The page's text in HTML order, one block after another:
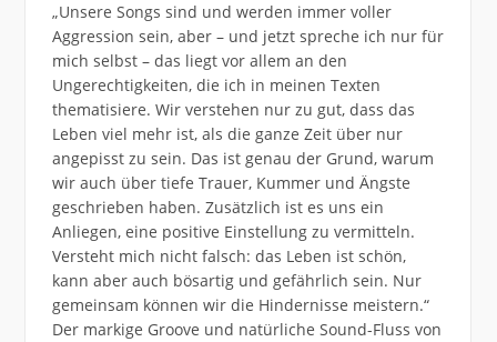
„Unsere Songs sind und werden immer voller
Aggression sein, aber – und jetzt spreche ich nur für
mich selbst – das liegt vor allem an den
Ungerechtigkeiten, die ich in meinen Texten
thematisiere. Wir verstehen nur zu gut, dass das
Leben viel mehr ist, als die ganze Zeit über nur
angepisst zu sein. Das ist genau der Grund, warum
wir auch über tiefe Trauer, Kummer und Ängste
geschrieben haben. Zusätzlich ist es uns ein
Anliegen, eine positive Einstellung zu vermitteln.
Versteht mich nicht falsch: das Leben ist schön,
kann aber auch bösartig und gefährlich sein. Nur
gemeinsam können wir die Hindernisse meistern.“
Der markige Groove und natürliche Sound-Fluss von